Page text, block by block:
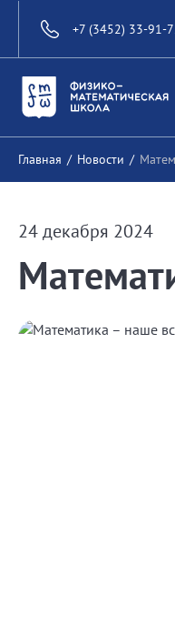
+7 (3452) 33-91-
Главная / Новости /
24 декабря 2024